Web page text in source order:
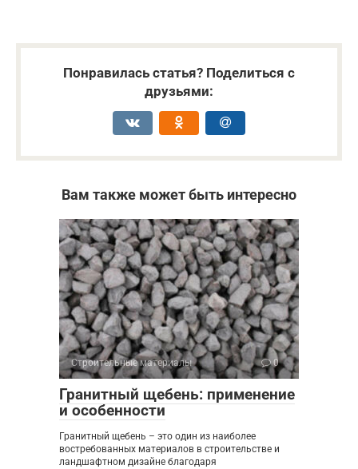
Понравилась статья? Поделиться с
друзьями:
Вам также может быть интересно
Строительные материалы 0
Гранитный щебень: применение
и особенности
Гранитный щебень – это один из наиболее
востребованных материалов в строительстве и
ландшафтном дизайне благодаря